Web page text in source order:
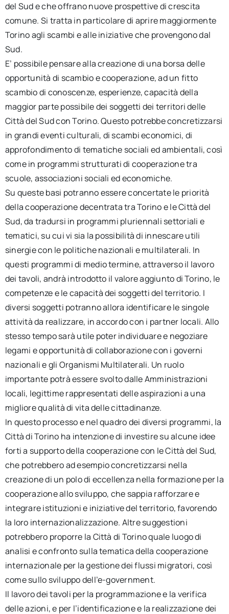
del Sud e che offrano nuove prospettive di crescita
comune. Si tratta in particolare di aprire maggiormente
Torino agli scambi e alle iniziative che provengono dal
Sud.
E’ possibile pensare alla creazione di una borsa delle
opportunità di scambio e cooperazione, ad un fitto
scambio di conoscenze, esperienze, capacità della
maggior parte possibile dei soggetti dei territori delle
Città del Sud con Torino. Questo potrebbe concretizzarsi
in grandi eventi culturali, di scambi economici, di
approfondimento di tematiche sociali ed ambientali, così
come in programmi strutturati di cooperazione tra
scuole, associazioni sociali ed economiche.
Su queste basi potranno essere concertate le priorità
della cooperazione decentrata tra Torino e le Città del
Sud, da tradursi in programmi pluriennali settoriali e
tematici, su cui vi sia la possibilità di innescare utili
sinergie con le politiche nazionali e multilaterali. In
questi programmi di medio termine, attraverso il lavoro
dei tavoli, andrà introdotto il valore aggiunto di Torino, le
competenze e le capacità dei soggetti del territorio. I
diversi soggetti potranno allora identificare le singole
attività da realizzare, in accordo con i partner locali. Allo
stesso tempo sarà utile poter individuare e negoziare
legami e opportunità di collaborazione con i governi
nazionali e gli Organismi Multilaterali. Un ruolo
importante potrà essere svolto dalle Amministrazioni
locali, legittime rappresentati delle aspirazioni a una
migliore qualità di vita delle cittadinanze.
In questo processo e nel quadro dei diversi programmi, la
Città di Torino ha intenzione di investire su alcune idee
forti a supporto della cooperazione con le Città del Sud,
che potrebbero ad esempio concretizzarsi nella
creazione di un polo di eccellenza nella formazione per la
cooperazione allo sviluppo, che sappia rafforzare e
integrare istituzioni e iniziative del territorio, favorendo
la loro internazionalizzazione. Altre suggestioni
potrebbero proporre la Città di Torino quale luogo di
analisi e confronto sulla tematica della cooperazione
internazionale per la gestione dei flussi migratori, così
come sullo sviluppo dell’e-government.
Il lavoro dei tavoli per la programmazione e la verifica
delle azioni, e per l’identificazione e la realizzazione dei